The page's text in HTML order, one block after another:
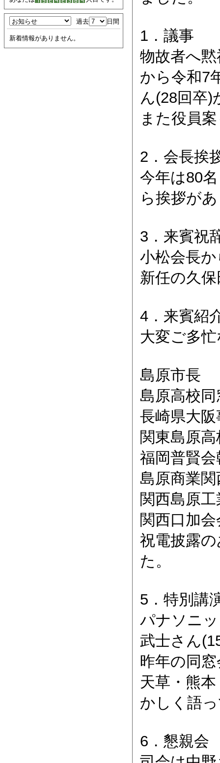
過去 日間
新着情報がありません。
1．議事
物故者へ
から令和7
ん(28回卒)
また役員
2．会長挨
今年は80
ら挨拶が
3．来賓祝
小松会長
新任の久
4．来賓紹
大変ご多
島原市長
島原高校
長崎県大
関東島原
福岡普賢
島原商業
関西島原
関西口加
祝電披露
た。
5．特別講
パナソニ
武士さん
昨年の同
天草・熊
かしく語
6．懇親会